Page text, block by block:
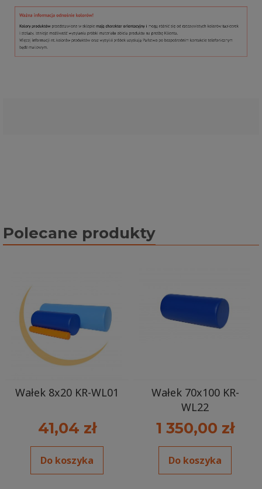
Polecane produkty
Wałek 8x20 KR-WL01
41,04 zł
Do koszyka
Wałek 70x100 KR-
WL22
1 350,00 zł
Do koszyka